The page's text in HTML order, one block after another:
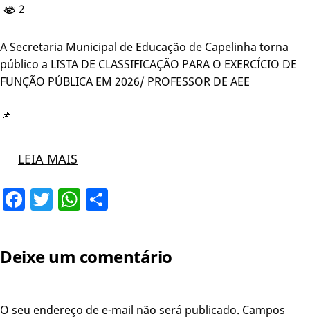
2
A Secretaria Municipal de Educação de Capelinha torna
público a LISTA DE CLASSIFICAÇÃO PARA O EXERCÍCIO DE
FUNÇÃO PÚBLICA EM 2026/ PROFESSOR DE AEE
📌
LEIA MAIS
Facebook
TwitterWhatsApp
Deixe um comentário
O seu endereço de e-mail não será publicado. Campos